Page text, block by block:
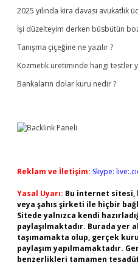
2025 yılında kira davası avukatlık
İşi düzelteyim derken büsbütün
Tanışma çiçeğine ne yazılır ?
Kozmetik üretiminde hangi testler
Bankaların dolar kuru nedir ?
Reklam ve İletişim: Skype:
Yasal Uyarı: Bu internet sitesi,
veya şahıs şirketi ile hiçbir
Sitede yalnızca kendi
paylaşılmaktadır. Burada
taşımamakta olup, gerçek
paylaşım yapılmamaktadır.
benzerlikleri tamamen